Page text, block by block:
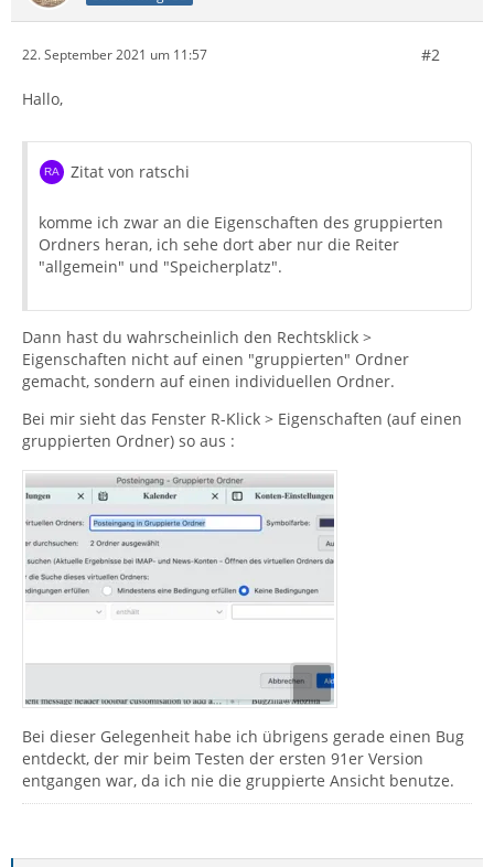
22. September 2021 um 11:57 #2
Hallo,
Zitat von ratschi
komme ich zwar an die Eigenschaften des gruppierten
Ordners heran, ich sehe dort aber nur die Reiter
"allgemein" und "Speicherplatz".
Dann hast du wahrscheinlich den Rechtsklick >
Eigenschaften nicht auf einen "gruppierten" Ordner
gemacht, sondern auf einen individuellen Ordner.
Bei mir sieht das Fenster R-Klick > Eigenschaften (auf einen
gruppierten Ordner) so aus :
Bei dieser Gelegenheit habe ich übrigens gerade einen Bug
entdeckt, der mir beim Testen der ersten 91er Version
entgangen war, da ich nie die gruppierte Ansicht benutze.